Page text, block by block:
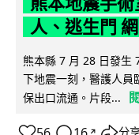
人、逃生門
熊本縣 7 月 28 日發生
下地震一刻，醫護人員
保出口流通。片段...
↗